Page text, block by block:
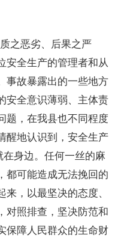
之恶劣、后果之严
安全生产的管理者和从
事故暴露出的一些地方
安全意识薄弱、主体责
题，在我县也不同程度
醒地认识到，安全生产
在身边。任何一丝的麻
都可能造成无法挽回的
，以最坚决的态度、
对照排查，坚决防范和
保障人民群众的生命财